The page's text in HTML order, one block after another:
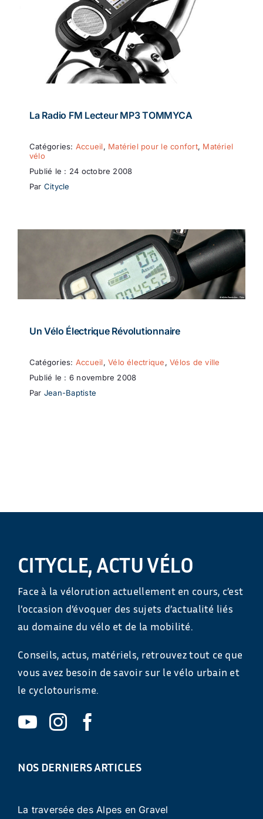
La Radio FM Lecteur MP3 TOMMYCA
Catégories: Accueil, Matériel pour le confort, Matériel
vélo
Publié le : 24 octobre 2008
Par Citycle
Un Vélo Électrique Révolutionnaire
Catégories: Accueil,Vélo électrique,Vélos de ville
Publié le : 6 novembre 2008
Par Jean-Baptiste
CITYCLE, ACTU VÉLO
Face à la vélorution actuellement en cours, c’est
l’occasion d’évoquer des sujets d’actualité liés
au domaine du vélo et de la mobilité.
Conseils, actus, matériels, retrouvez tout ce que
vous avez besoin de savoir sur le vélo urbain et
le cyclotourisme.
NOS DERNIERS ARTICLES
La traversée des Alpes en Gravel